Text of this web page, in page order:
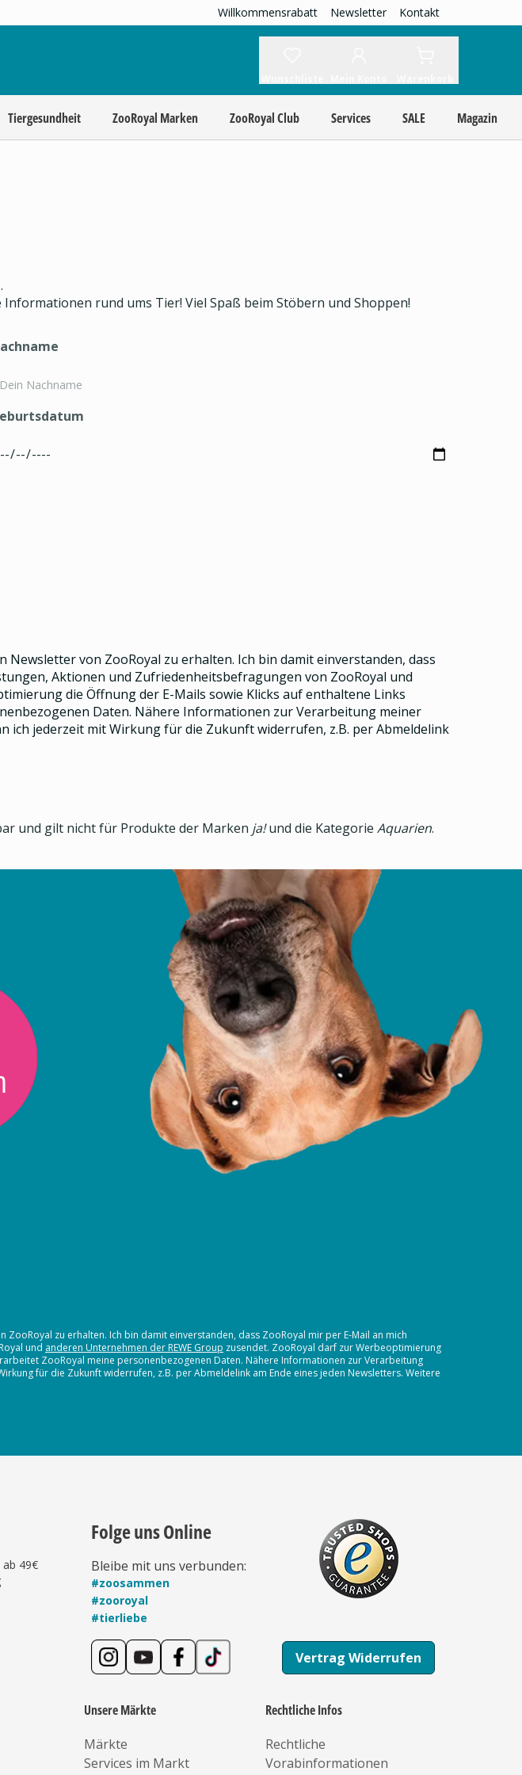
Willkommensrabatt Newsletter Kontakt
Tiergesundheit ZooRoyal Marken ZooRoyal Club Services SALE Magazin
rund ums Tier! Viel Spaß beim Stöbern und Shoppen!
Newslettervon ZooRoyal zu erhalten. Ich bin damit einverstanden, dass
Aktionen und Zufriedenheitsbefragungen von ZooRoyal und
die Öffnung der E-Mails sowie Klicks auf enthaltene Links
Daten. Nähere Informationen zur Verarbeitung meiner
ich jederzeit mit Wirkung für die Zukunft widerrufen, z.B. per Abmeldelink
und gilt nicht für Produkte der Marken ja!und die Kategorie Aquarien.
ZooRoyal zu erhalten. Ich bin damit einverstanden, dass ZooRoyal mir per E-Mail an mich
und anderen Unternehmen der REWE Group zusendet. ZooRoyal darf zur Werbeoptimierung
ZooRoyal meine personenbezogenen Daten. Nähere Informationen zur Verarbeitung
für die Zukunft widerrufen, z.B. per Abmeldelink am Ende eines jeden Newsletters. Weitere
49€
Folge uns Online
Bleibe mit uns verbunden:
#zoosammen
#zooroyal
#tierliebe
Vertrag Widerrufen
Unsere Märkte
Märkte
Services im Markt
Rechtliche Infos
Rechtliche
Vorabinformationen